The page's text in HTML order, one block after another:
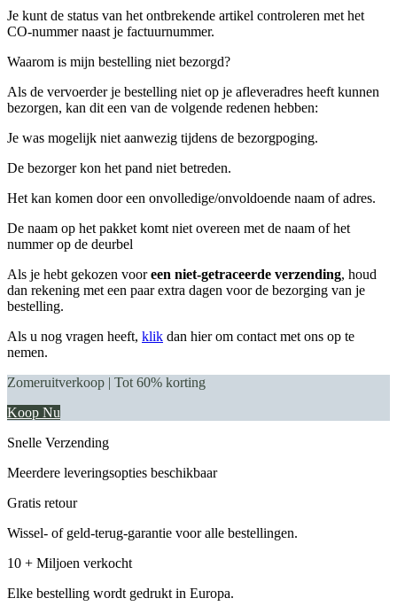
Je kunt de status van het ontbrekende artikel controleren met het
CO-nummer naast je factuurnummer.
Waarom is mijn bestelling niet bezorgd?
Als de vervoerder je bestelling niet op je afleveradres heeft kunnen
bezorgen, kan dit een van de volgende redenen hebben:
Je was mogelijk niet aanwezig tijdens de bezorgpoging.
De bezorger kon het pand niet betreden.
Het kan komen door een onvolledige/onvoldoende naam of adres.
De naam op het pakket komt niet overeen met de naam of het
nummer op de deurbel
Als je hebt gekozen vooreen niet-getraceerde verzending, houd
dan rekening met een paar extra dagen voor de bezorging van je
bestelling.
Als u nog vragen heeft, klik dan hier om contact met ons op te
nemen.
Zomeruitverkoop | Tot 60% korting
Koop Nu
Snelle Verzending
Meerdere leveringsopties beschikbaar
Gratis retour
Wissel- of geld-terug-garantie voor alle bestellingen.
10 + Miljoen verkocht
Elke bestelling wordt gedrukt in Europa.